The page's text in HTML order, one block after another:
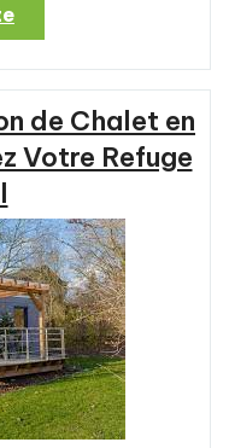
« Coût
de
Construction
d’un
Chalet
en
Bois
:
Estimation
des
Prix
et
Conseils »
de Chalet en
Votre Refuge